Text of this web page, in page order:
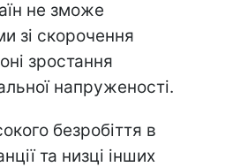
не зможе
зі скорочення
зростання
напруженості.
безробіття в
та низці інших